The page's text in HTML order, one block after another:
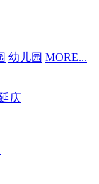
幼儿园 MORE...
庆